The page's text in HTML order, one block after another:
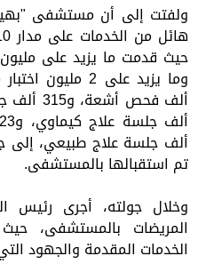
ولفتت إلى أن مستشفى
حيث قدمت ما يزيد على مليون
تم استقبالها بالمستشفى.
وخلال جولته، أجرى رئيس
المريضات بالمستشفى،
الخدمات المقدمة والجهود